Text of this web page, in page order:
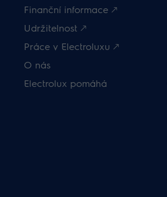
Finanční informace 🡕
Udržitelnost 🡕
Práce v Electroluxu 🡕
O nás
Electrolux pomáhá